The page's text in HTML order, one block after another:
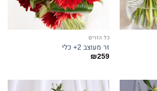
כל הזרים
זר מעוצב 2+ כלי
₪259